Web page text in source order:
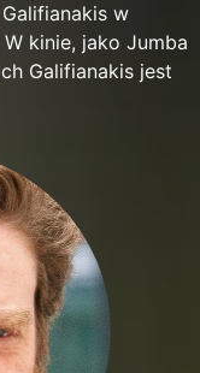
w
kinie, jako Jumba
Galifianakis jest